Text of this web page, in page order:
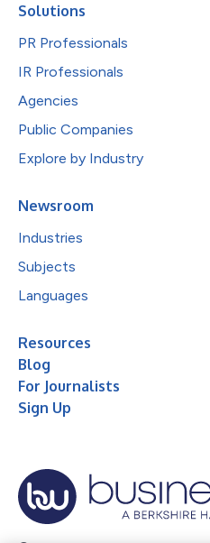
Solutions
PR Professionals
IR Professionals
Agencies
Public Companies
Explore by Industry
Newsroom
Industries
Subjects
Languages
Resources
Blog
For Journalists
Sign Up